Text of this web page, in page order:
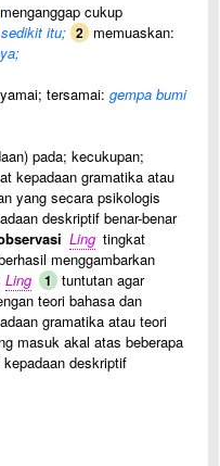
menganggap cukup
itu; 2 memuaskan:
tersamai: gempa bumi
pada; kecukupan;
kepadaan gramatika atau
yang secara psikologis
deskriptif benar-benar
Ling tingkat
menggambarkan
Ling 1 tuntutan agar
teori bahasa dan
gramatika atau teori
masuk akal atas beberapa
deskriptif